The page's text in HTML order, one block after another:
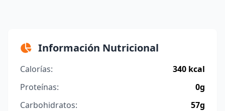
Información Nutricional
Calorías:
340 kcal
Proteínas:
0g
Carbohidratos:
57g